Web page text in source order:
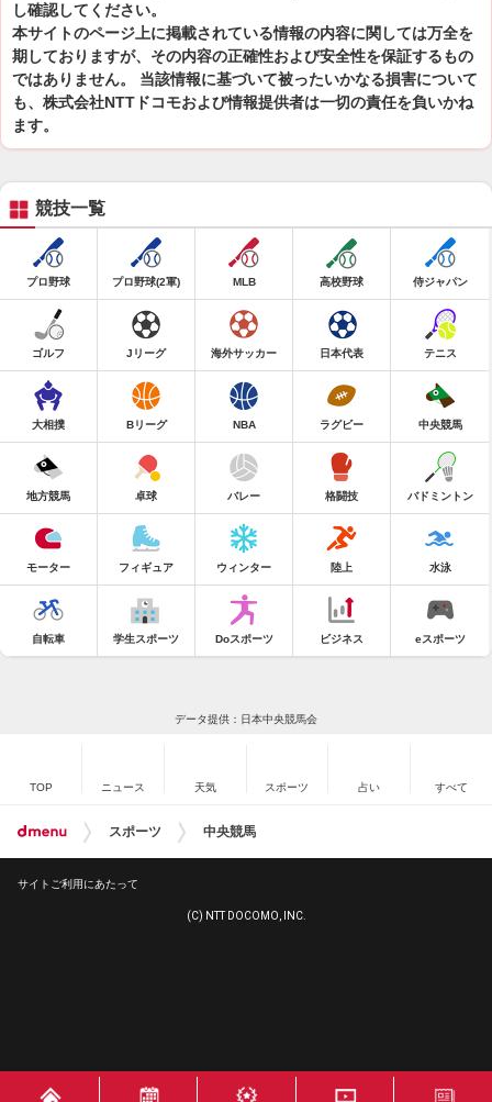
し確認してください。
本サイトのページ上に掲載されている情報の内容に関しては万全を
期しておりますが、その内容の正確性および安全性を保証するもの
ではありません。 当該情報に基づいて被ったいかなる損害について
も、株式会社NTTドコモおよび情報提供者は一切の責任を負いかね
ます。
競技一覧
プロ野球 プロ野球(2軍) MLB 高校野球 侍ジャパン
ゴルフ Jリーグ 海外サッカー 日本代表 テニス
大相撲 Bリーグ NBA ラグビー 中央競馬
地方競馬 卓球 バレー 格闘技 バドミントン
モーター フィギュア ウィンター 陸上 水泳
自転車 学生スポーツ Doスポーツ ビジネス eスポーツ
データ提供：日本中央競馬会
TOP ニュース 天気 スポーツ 占い すべて
スポーツ 中央競馬
サイトご利用にあたって
(C) NTT DOCOMO, INC.